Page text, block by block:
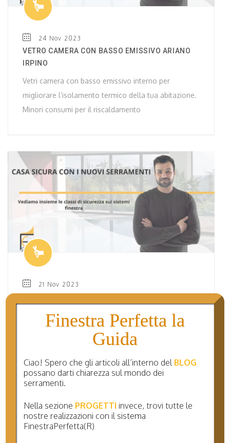
24 Nov 2023
VETRO CAMERA CON BASSO EMISSIVO ARIANO
IRPINO
Vetri camera con basso emissivo interno per
migliorare l’isolamento termico della tua abitazione.
Minori consumi per il riscaldamento
21 Nov 2023
Vediamo insieme come rendere piÃ¹ sicura la nostra
abitazione con l’installazione di serramenti con
classe di sicurezza adeguata.
Finestra Perfetta la
Guida
Ciao! Spero che gli articoli all’interno del BLOG
possano darti chiarezza sul mondo dei
serramenti.
Nella sezione PROGETTI invece, trovi tutte le
nostre realizzazioni con il sistema
FinestraPerfetta(R)